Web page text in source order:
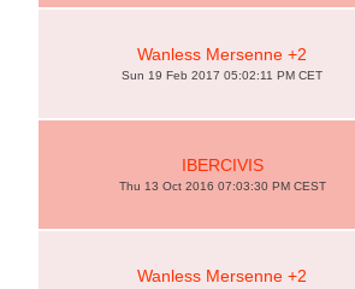
Wanless Mersenne +2
Sun 19 Feb 2017 05:02:11 PM CET
IBERCIVIS
Thu 13 Oct 2016 07:03:30 PM CEST
Wanless Mersenne +2